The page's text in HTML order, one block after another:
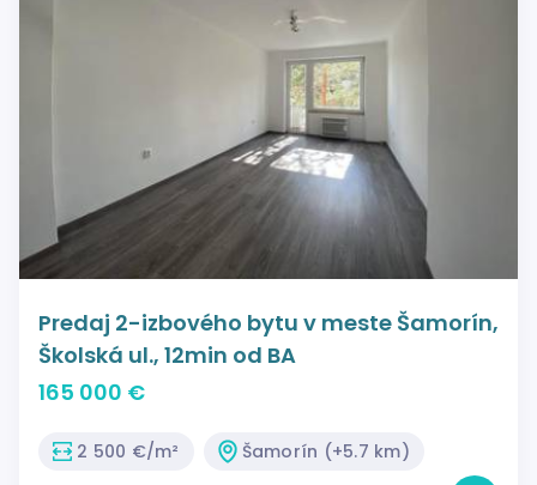
Predaj 2-izbového bytu v meste Šamorín,
Školská ul., 12min od BA
165 000 €
2 500 €/m²
Šamorín (+5.7 km)